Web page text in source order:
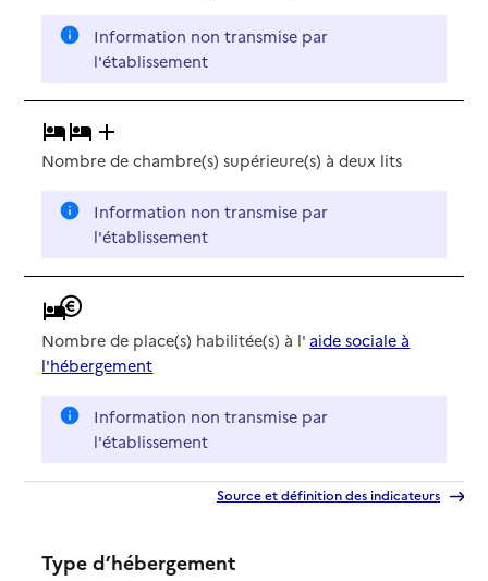
Information non transmise par
l'établissement
Nombre de chambre(s) supérieure(s) à deux lits
Information non transmise par
l'établissement
Nombre de place(s) habilitée(s) à l' aide sociale à
l'hébergement
Information non transmise par
l'établissement
Source et définition des indicateurs
Type d’hébergement